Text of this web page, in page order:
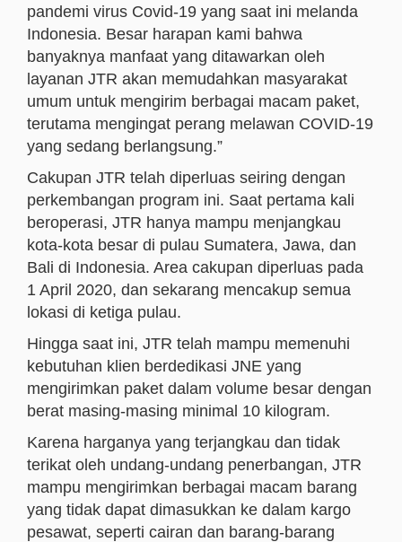
pandemi virus Covid-19 yang saat ini melanda
Indonesia. Besar harapan kami bahwa
banyaknya manfaat yang ditawarkan oleh
layanan JTR akan memudahkan masyarakat
umum untuk mengirim berbagai macam paket,
terutama mengingat perang melawan COVID-19
yang sedang berlangsung.”
Cakupan JTR telah diperluas seiring dengan
perkembangan program ini. Saat pertama kali
beroperasi, JTR hanya mampu menjangkau
kota-kota besar di pulau Sumatera, Jawa, dan
Bali di Indonesia. Area cakupan diperluas pada
1 April 2020, dan sekarang mencakup semua
lokasi di ketiga pulau.
Hingga saat ini, JTR telah mampu memenuhi
kebutuhan klien berdedikasi JNE yang
mengirimkan paket dalam volume besar dengan
berat masing-masing minimal 10 kilogram.
Karena harganya yang terjangkau dan tidak
terikat oleh undang-undang penerbangan, JTR
mampu mengirimkan berbagai macam barang
yang tidak dapat dimasukkan ke dalam kargo
pesawat, seperti cairan dan barang-barang